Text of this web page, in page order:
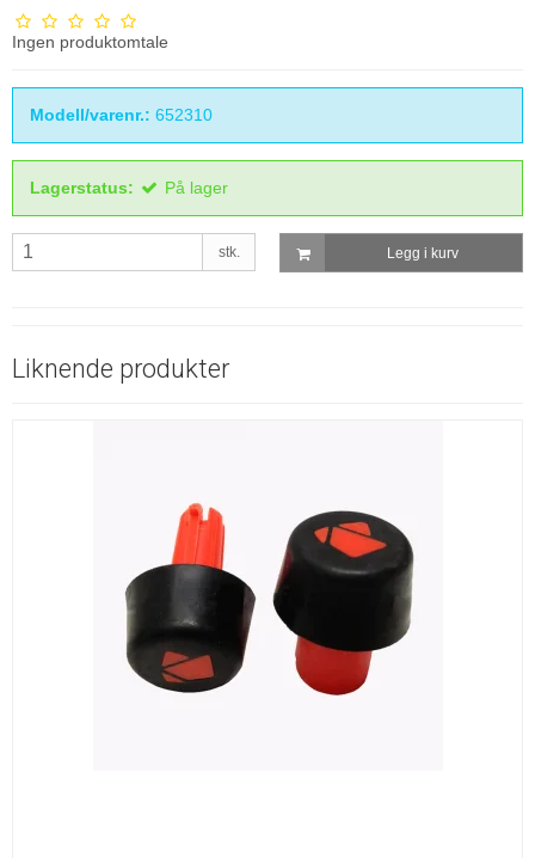
Ingen produktomtale
Modell/varenr.: 652310
Lagerstatus: På lager
stk. Legg i kurv
Liknende produkter